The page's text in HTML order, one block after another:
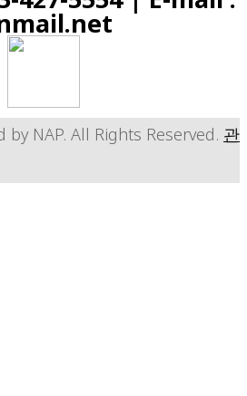
NAP. All Rights Reserved. 관